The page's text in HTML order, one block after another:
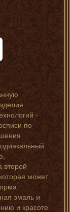
-
по
второй
может
эмаль и
и красоте